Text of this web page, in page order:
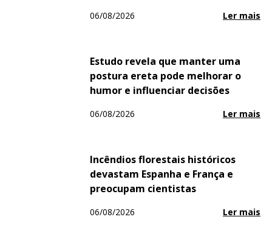
06/08/2026 Ler mais
Estudo revela que manter uma
postura ereta pode melhorar o
humor e influenciar decisões
06/08/2026 Ler mais
Incêndios florestais históricos
devastam Espanha e França e
preocupam cientistas
06/08/2026 Ler mais